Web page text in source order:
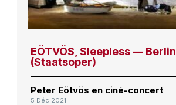
EÖTVÖS, Sleepless — Berlin
(Staatsoper)
Peter Eötvös en ciné-concert
5 Déc 2021